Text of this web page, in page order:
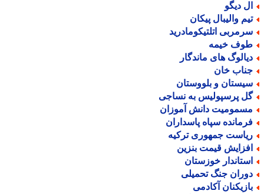
دیگو
والیبال پیکان
اتلتیکومادرید
خیمه
های ماندگار
خان
و بلووستان
پرسپولیس به نساجی
دانش آموزان
سپاه پاسداران
جمهوری ترکیه
قیمت بنزین
خوزستان
جنگ تحمیلی
آکادمی